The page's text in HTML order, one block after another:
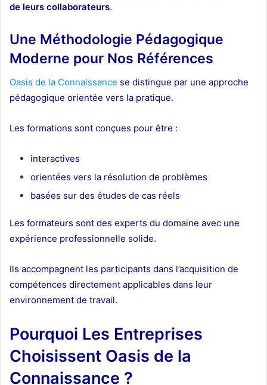
de leurs collaborateurs.
Une Méthodologie Pédagogique
Moderne pour Nos Références
Oasis de la Connaissance se distingue par une approche
pédagogique orientée vers la pratique.
Les formations sont conçues pour être :
interactives
orientées vers la résolution de problèmes
basées sur des études de cas réels
Les formateurs sont des experts du domaine avec une
expérience professionnelle solide.
Ils accompagnent les participants dans l’acquisition de
compétences directement applicables dans leur
environnement de travail.
Pourquoi Les Entreprises
Choisissent Oasis de la
Connaissance ?